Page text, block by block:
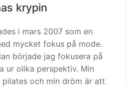
krypin
i mars 2007 som en
mycket fokus på mode.
började jag fokusera på
ur olika perspektiv. Min
pilates och min dröm är att